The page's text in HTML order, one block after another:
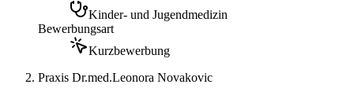
Kinder- und Jugendmedizin
Bewerbungsart
Kurzbewerbung
Praxis Dr.med.Leonora Novakovic